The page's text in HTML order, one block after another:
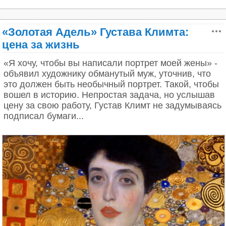
Портрет Нины Николаевны Кандинской, жены художника Василий
Кандинский 1917, 67×60 см
Белое подвенечное платье Нины было пошито по
эскизу Кандинского. Кто-то говорил, что Нина
эскизов "Золотой Адели".
Эскизы "Золотой Адели" Климта
Связанный договором с заказчиком, Климт не мог
играют, а женщины заняты повседневной работой.
Ординарность подана с достоинством, которое
мотивирует больше ценить свою жизнь и
освобождает от волнений по поводу статуса и
положения в обществе.
Каспар Давид Фридрих «Восход луны
над морем», 1822
Исаак Левитан, «Цветущие яблони»
«Золотая Адель» Густава Климта:
цена за жизнь
«Я хочу, чтобы вы написали портрет моей жены» -
объявил художнику обманутый муж, уточнив, что
это должен быть необычный портрет. Такой, чтобы
вошел в историю. Непростая задача, но услышав
цену за свою работу, Густав Климт не задумываясь
подписал бумаги...